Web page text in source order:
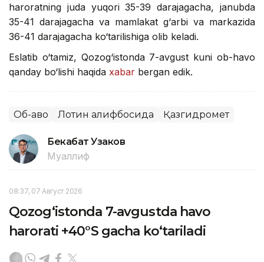
haroratning juda yuqori 35-39 darajagacha, janubda
35-41 darajagacha va mamlakat g‘arbi va markazida
36-41 darajagacha ko‘tarilishiga olib keladi.
Eslatib o‘tamiz, Qozog‘istonda 7-avgust kuni ob-havo
qanday bo‘lishi haqida xabar bergan edik.
Об-ҳаво Лотин алифбосида Қазгидромет
Бекабат Узаков
Муаллиф
08:37, 07 Август 2026
Qozog‘istonda 7-avgustda havo
harorati +40°S gacha ko‘tariladi